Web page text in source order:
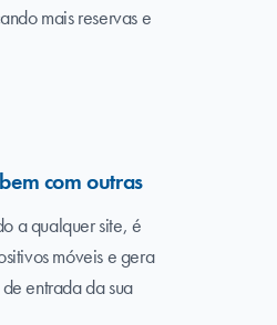
mais reservas e
com outras
a qualquer site, é
móveis e gera
entrada da sua